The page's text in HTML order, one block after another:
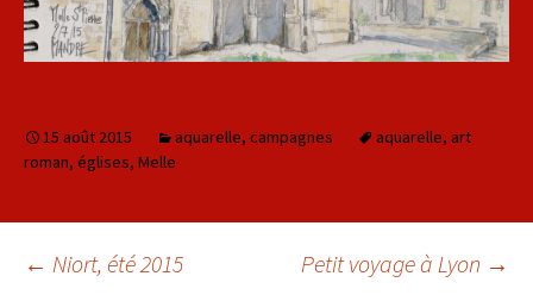
15 août 2015 aquarelle, campagnes aquarelle, art
roman, églises, Melle
← Niort, été 2015 Petit voyage à Lyon →